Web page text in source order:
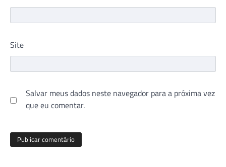
Site
Salvar meus dados neste navegador para a próxima vez
que eu comentar.